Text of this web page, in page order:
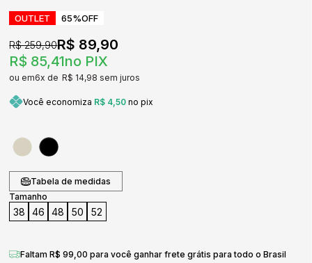
OUTLET 65%OFF
R$ 85,41no PIX
R$ 259,90R$ 89,90
6x R$ 14,98sem juros
Você economiza R$ 4,50 no pix
Tabela de medidas
Tamanho
38 46 48 50 52
Faltam R$ 99,00 para você ganhar frete grátis para todo o Brasil